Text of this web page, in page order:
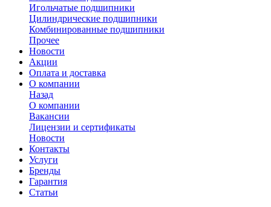
Игольчатые подшипники
Цилиндрические подшипники
Комбинированные подшипники
Прочее
Новости
Акции
Оплата и доставка
О компании
Назад
О компании
Вакансии
Лицензии и сертификаты
Новости
Контакты
Услуги
Бренды
Гарантия
Статьи